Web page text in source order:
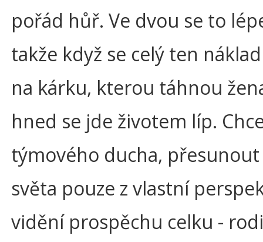
pořád hůř. Ve dvou se to
takže když se celý ten
na kárku, kterou táhnou
hned se jde životem líp.
týmového ducha,
světa pouze z vlastní
vidění prospěchu celku -